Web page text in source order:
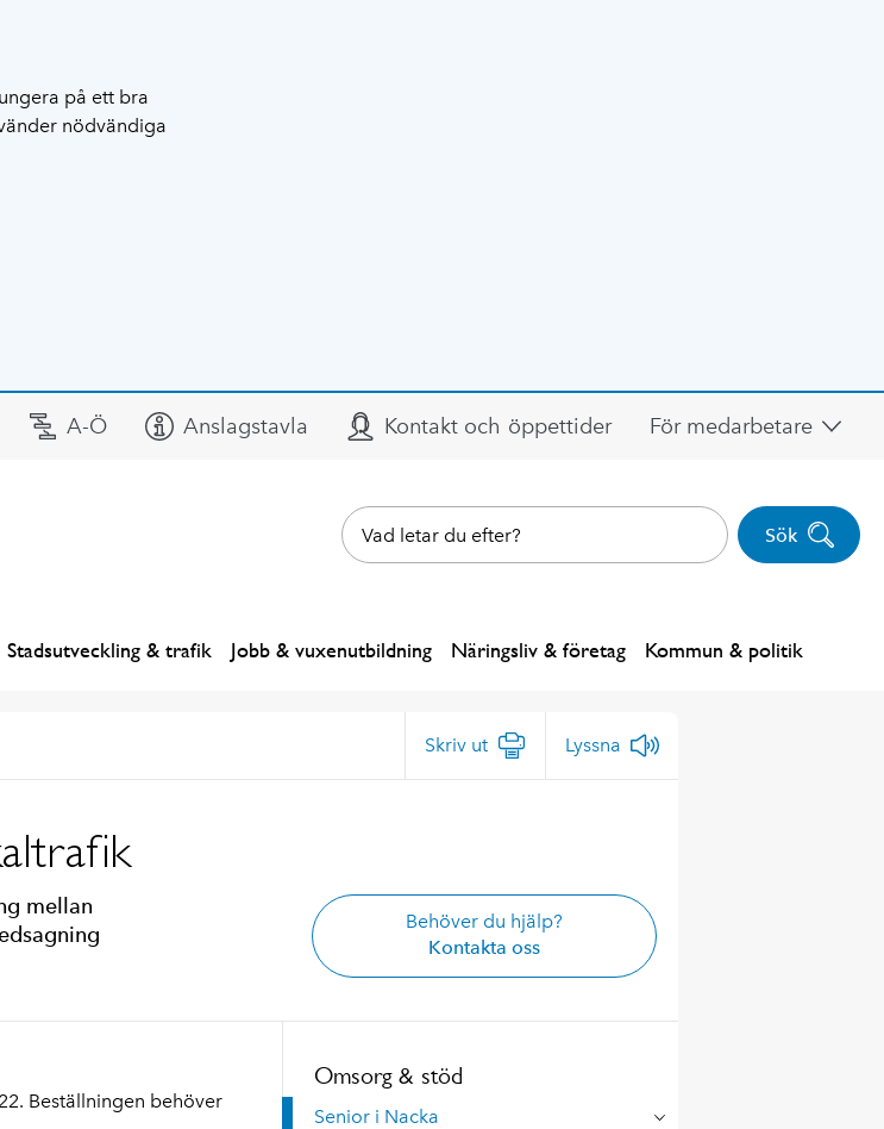
på ett bra
nödvändiga
A-Ö Anslagstavla Kontakt och öppettider För medarbetare
Sök
Stadsutveckling & trafik Jobb & vuxenutbildning Näringsliv & företag Kommun & politik
Skriv ut Lyssna
mellan
Behöver du hjälp?
Kontakta oss
Omsorg & stöd
Senior i Nacka
Beställningen behöver